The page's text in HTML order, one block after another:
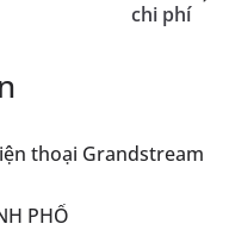
chi phí
thoại Grandstream
PHỐ